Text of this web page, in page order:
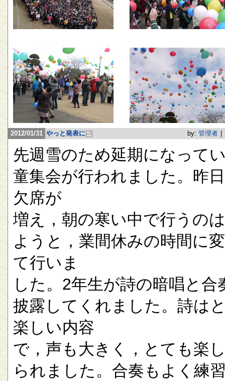
2012/01/31 やっと発表に by: 管理者
先週雪のため延期になって
童集会が行われました。昨
欠席が
増え，朝の寒い中で行うの
ようと，業間休みの時間に
て行いま
した。2年生が詩の暗唱と合
披露してくれました。詩は
楽しい内容
で，声も大きく，とても楽
られました。合奏もよく練